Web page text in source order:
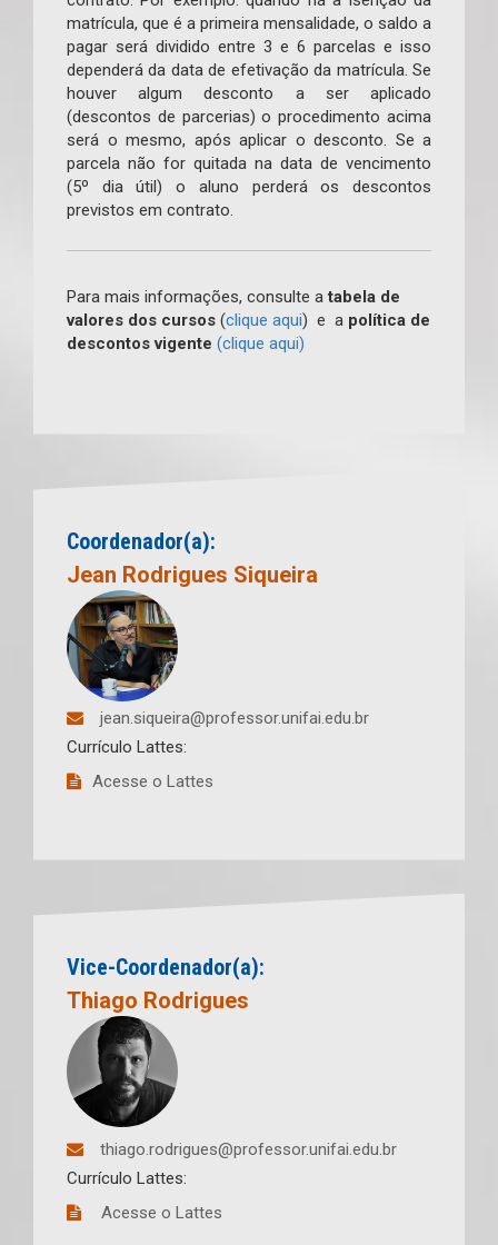
matrícula, que é a primeira mensalidade, o saldo a
pagar será dividido entre 3 e 6 parcelas e isso
dependerá da data de efetivação da matrícula. Se
houver algum desconto a ser aplicado
(descontos de parcerias) o procedimento acima
será o mesmo, após aplicar o desconto. Se a
parcela não for quitada na data de vencimento
(5º dia útil) o aluno perderá os descontos
previstos em contrato.
Para mais informações, consulte atabela de
valores dos cursos (clique aqui) e a política de
descontos vigente (clique aqui)
Coordenador(a):
Jean Rodrigues Siqueira
jean.siqueira@professor.unifai.edu.br
Currículo Lattes:
Acesse o Lattes
Vice-Coordenador(a):
Thiago Rodrigues
thiago.rodrigues@professor.unifai.edu.br
Currículo Lattes:
Acesse o Lattes